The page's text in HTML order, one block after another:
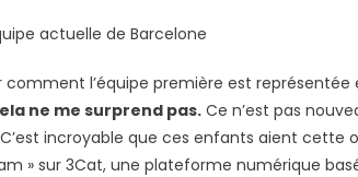
À
actuelle de Barcelone
comment l’équipe première est
ne me surprend pas. Ce n’est pas
C’est incroyable que ces enfants aient cette
» sur 3Cat, une plateforme numérique